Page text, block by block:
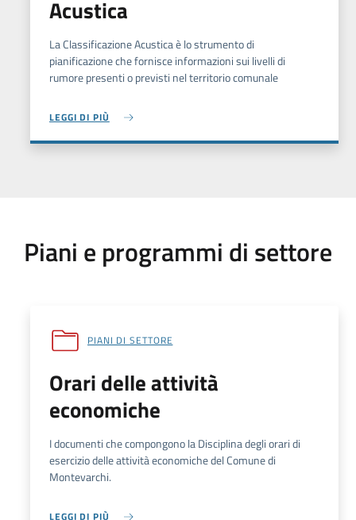
Acustica
La Classificazione Acustica è lo strumento di
pianificazione che fornisce informazioni sui livelli di
rumore presenti o previsti nel territorio comunale
LEGGI DI PIÙ
Piani e programmi di settore
PIANI DI SETTORE
Orari delle attività
economiche
I documenti che compongono la Disciplina degli orari di
esercizio delle attività economiche del Comune di
Montevarchi.
LEGGI DI PIÙ